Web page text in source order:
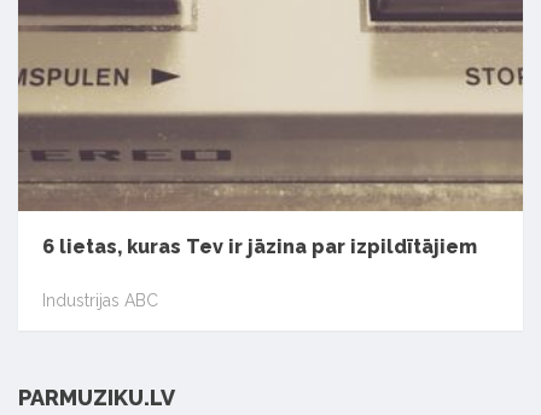
6 lietas, kuras Tev ir jāzina par izpildītājiem
Industrijas ABC
PARMUZIKU.LV